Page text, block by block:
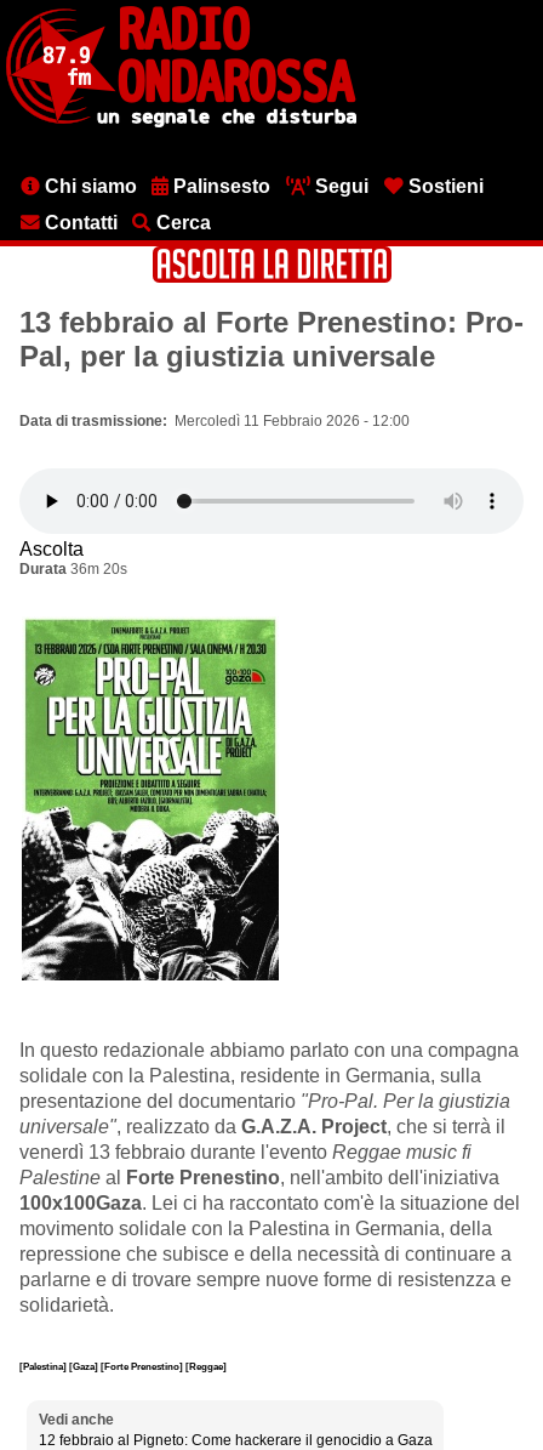
contenuto
principale
MenuChi siamo Palinsesto Segui
Sostieni
Contatti
Cerca
13 febbraio al Forte Prenestino: Pro-
Pal, per la giustizia universale
Data di trasmissione Mercoledì 11 Febbraio 2026 - 12:00
Ascolta
Durata 36m 20s
In questo redazionale abbiamo parlato con una compagna
solidale con la Palestina, residente in Germania, sulla
presentazione del documentario "Pro-Pal. Per la giustizia
universale", realizzato da G.A.Z.A. Project, che si terrà il
venerdì 13 febbraio durante l'evento Reggae music fi
Palestine al Forte Prenestino, nell'ambito dell'iniziativa
100x100Gaza. Lei ci ha raccontato com'è la situazione del
movimento solidale con la Palestina in Germania, della
repressione che subisce e della necessità di continuare a
parlarne e di trovare sempre nuove forme di resistenzza e
solidarietà.
[Palestina] [Gaza] [Forte Prenestino] [Reggae]
Vedi anche
12 febbraio al Pigneto: Come hackerare il genocidio a Gaza